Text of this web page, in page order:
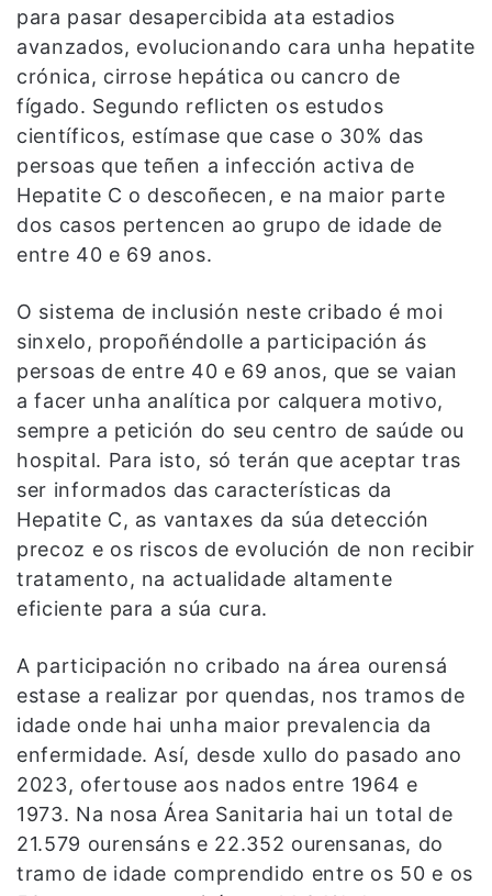
para pasar desapercibida ata estadios
avanzados, evolucionando cara unha hepatite
crónica, cirrose hepática ou cancro de
fígado. Segundo reflicten os estudos
científicos, estímase que case o 30% das
persoas que teñen a infección activa de
Hepatite C o descoñecen, e na maior parte
dos casos pertencen ao grupo de idade de
entre 40 e 69 anos.
O sistema de inclusión neste cribado é moi
sinxelo, propoñéndolle a participación ás
persoas de entre 40 e 69 anos, que se vaian
a facer unha analítica por calquera motivo,
sempre a petición do seu centro de saúde ou
hospital. Para isto, só terán que aceptar tras
ser informados das características da
Hepatite C, as vantaxes da súa detección
precoz e os riscos de evolución de non recibir
tratamento, na actualidade altamente
eficiente para a súa cura.
A participación no cribado na área ourensá
estase a realizar por quendas, nos tramos de
idade onde hai unha maior prevalencia da
enfermidade. Así, desde xullo do pasado ano
2023, ofertouse aos nados entre 1964 e
1973. Na nosa Área Sanitaria hai un total de
21.579 ourensáns e 22.352 ourensanas, do
tramo de idade comprendido entre os 50 e os